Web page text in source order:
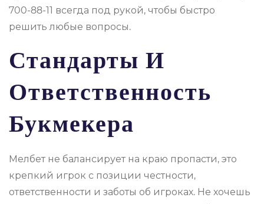
700-88-11 всегда под рукой, чтобы быстро
решить любые вопросы.
Стандарты И
Ответственность
Букмекера
Мелбет не балансирует на краю пропасти, это
крепкий игрок с позиции честности,
ответственности и заботы об игроках. Не хочешь